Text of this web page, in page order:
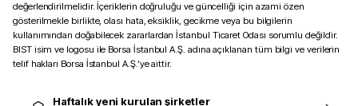
değerlendirilmelidir. İçeriklerin doğruluğu ve güncelliği için azami özen
gösterilmekle birlikte, olası hata, eksiklik, gecikme veya bu bilgilerin
kullanımından doğabilecek zararlardan İstanbul Ticaret Odası sorumlu değildir.
BIST isim ve logosu ile Borsa İstanbul A.Ş. adına açıklanan tüm bilgi ve verilerin
telif hakları Borsa İstanbul A.Ş.’ye aittir.
Haftalık yeni kurulan şirketler